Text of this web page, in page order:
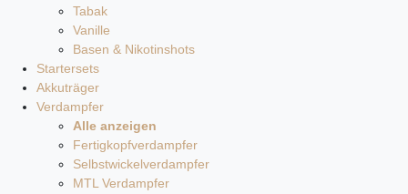
Tabak
Vanille
Basen & Nikotinshots
Startersets
Akkuträger
Verdampfer
Alle anzeigen
Fertigkopfverdampfer
Selbstwickelverdampfer
MTL Verdampfer